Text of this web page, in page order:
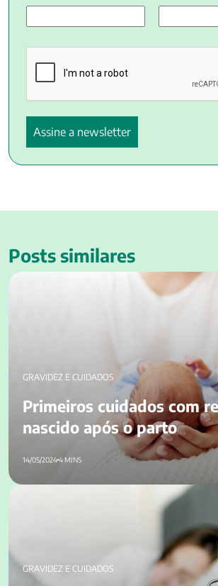
Posts similares
Primeiros cuidados com recém-
GRAVIDEZ E CUIDADOS
Primeiros cuidados com
nascido após o parto
14/05/20244 MINS
Higiene do sono para grávidas: como
GRAVIDEZ E CUIDADOS